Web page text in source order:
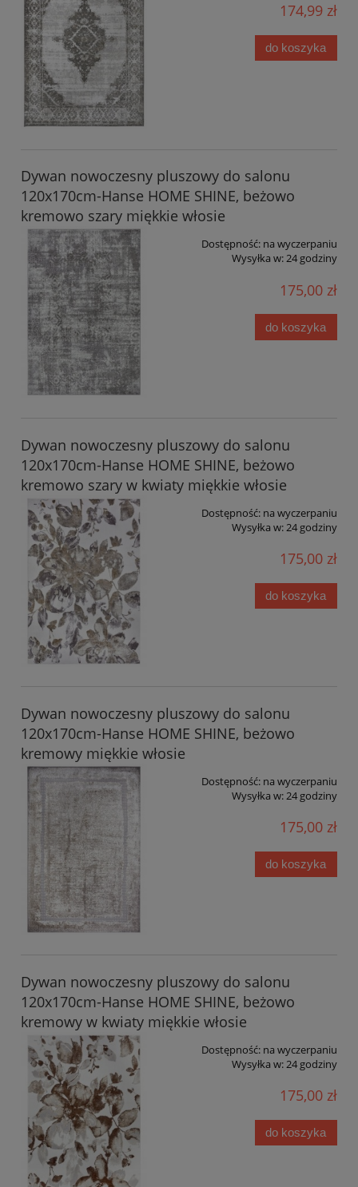
174,99 zł
do koszyka
Dywan nowoczesny pluszowy do salonu
120x170cm-Hanse HOME SHINE, beżowo
kremowo szary miękkie włosie
Dostępność: na wyczerpaniu
Wysyłka w:24 godziny
175,00 zł
do koszyka
Dywan nowoczesny pluszowy do salonu
120x170cm-Hanse HOME SHINE, beżowo
kremowo szary w kwiaty miękkie włosie
Dostępność: na wyczerpaniu
Wysyłka w: 24 godziny
175,00 zł
do koszyka
Dywan nowoczesny pluszowy do salonu
120x170cm-Hanse HOME SHINE, beżowo
kremowy miękkie włosie
Dostępność: na wyczerpaniu
Wysyłka w: 24 godziny
175,00 zł
do koszyka
Dywan nowoczesny pluszowy do salonu
120x170cm-Hanse HOME SHINE, beżowo
kremowy w kwiaty miękkie włosie
Dostępność: na wyczerpaniu
Wysyłka w:24 godziny
175,00 zł
do koszyka